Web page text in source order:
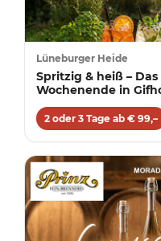
Lüneburger Heide
Spritzig & heiß –
Wochenende in
2 oder 3 Tage ab € 99,–